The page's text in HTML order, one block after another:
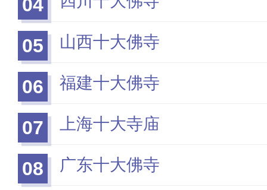
04
05 山西十大佛寺
06 福建十大佛寺
07 上海十大寺庙
08 广东十大佛寺